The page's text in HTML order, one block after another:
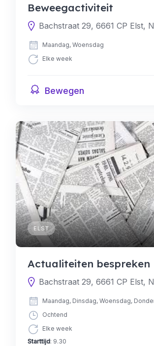
Beweegactiviteit
Bachstraat 29, 6661 CP Elst,
Maandag, Woensdag
Elke week
Bewegen
ELST
Actualiteiten bespreken
Bachstraat 29, 6661 CP Elst,
Maandag, Dinsdag, Woensdag,
Ochtend
Elke week
Starttijd: 9.30